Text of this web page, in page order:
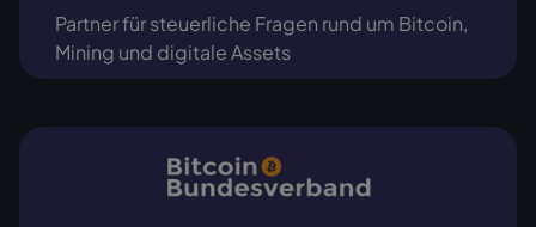
Partner für steuerliche Fragen rund um Bitcoin,
Mining und digitale Assets